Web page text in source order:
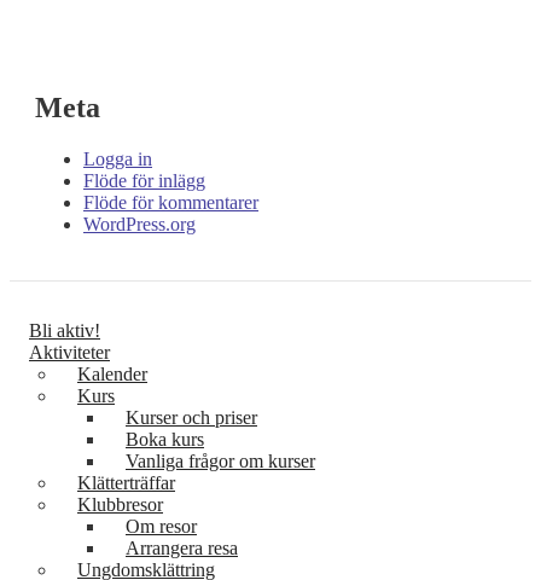
Meta
Logga in
Flöde för inlägg
Flöde för kommentarer
WordPress.org
Bli aktiv!
Aktiviteter
Kalender
Kurs
Kurser och priser
Boka kurs
Vanliga frågor om kurser
Klätterträffar
Klubbresor
Om resor
Arrangera resa
Ungdomsklättring